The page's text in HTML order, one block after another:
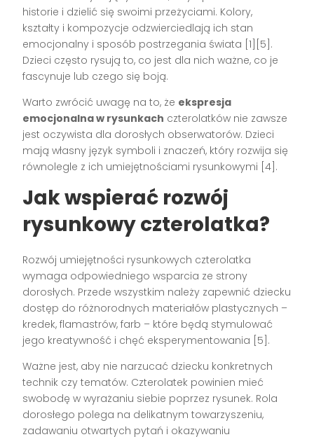
historie i dzielić się swoimi przeżyciami. Kolory,
kształty i kompozycje odzwierciedlają ich stan
emocjonalny i sposób postrzegania świata [1][5].
Dzieci często rysują to, co jest dla nich ważne, co je
fascynuje lub czego się boją.
Warto zwrócić uwagę na to, że ekspresja
emocjonalna w rysunkach czterolatków nie zawsze
jest oczywista dla dorosłych obserwatorów. Dzieci
mają własny język symboli i znaczeń, który rozwija się
równolegle z ich umiejętnościami rysunkowymi [4].
Jak wspierać rozwój
rysunkowy czterolatka?
Rozwój umiejętności rysunkowych czterolatka
wymaga odpowiedniego wsparcia ze strony
dorosłych. Przede wszystkim należy zapewnić dziecku
dostęp do różnorodnych materiałów plastycznych –
kredek, flamastrów, farb – które będą stymulować
jego kreatywność i chęć eksperymentowania [5].
Ważne jest, aby nie narzucać dziecku konkretnych
technik czy tematów. Czterolatek powinien mieć
swobodę w wyrażaniu siebie poprzez rysunek. Rola
dorosłego polega na delikatnym towarzyszeniu,
zadawaniu otwartych pytań i okazywaniu